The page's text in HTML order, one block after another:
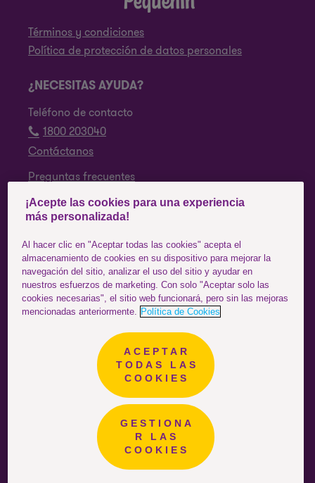
Términos y condiciones
Política de protección de datos personales
¿NECESITAS AYUDA?
Teléfono de contacto
1800 203040
Contáctanos
Preguntas frecuentes
SÍGUENOS
Facebook
Instagram
YouTube
ESTÁS EN EL SITIO DE: Ecuador
¡Acepte las cookies para una experiencia
más personalizada!
Al hacer clic en "Aceptar todas las cookies" acepta el
almacenamiento de cookies en su dispositivo para mejorar la
navegación del sitio, analizar el uso del sitio y ayudar en
nuestros esfuerzos de marketing. Con solo "Aceptar solo las
cookies necesarias", el sitio web funcionará, pero sin las mejoras
mencionadas anteriormente.
Política de Cookies
ACEPTAR
TODAS LAS
COOKIES
GESTIONA
R LAS
COOKIES